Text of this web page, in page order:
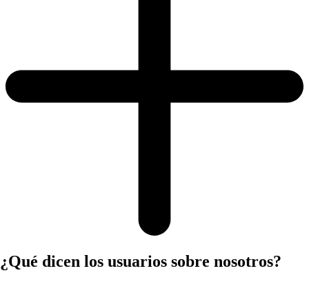
¿Qué dicen los usuarios sobre nosotros?